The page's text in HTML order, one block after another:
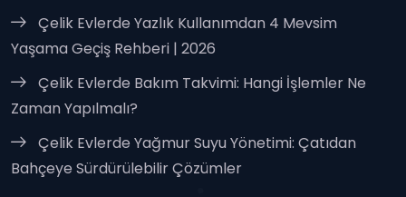
Çelik Evlerde Yazlık Kullanımdan 4 Mevsim
Yaşama Geçiş Rehberi | 2026
Çelik Evlerde Bakım Takvimi: Hangi İşlemler Ne
Zaman Yapılmalı?
Çelik Evlerde Yağmur Suyu Yönetimi: Çatıdan
Bahçeye Sürdürülebilir Çözümler